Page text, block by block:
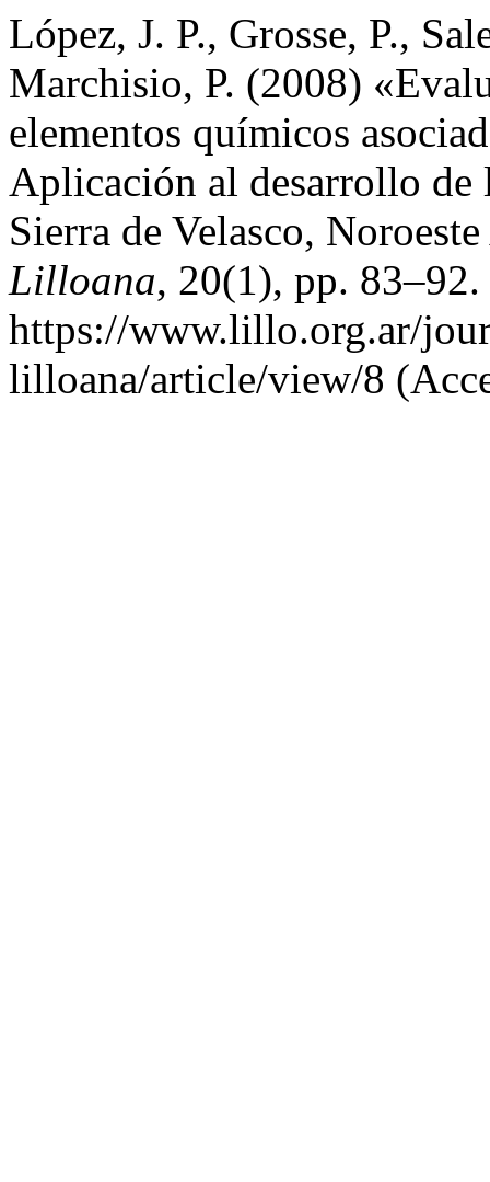
López, J. P., Grosse, P.,
Marchisio, P. (2008)
elementos químicos
Aplicación al desarrollo
Sierra de Velasco,
Lilloana, 20(1), pp.
https://www.lillo.org.ar/
lilloana/article/view/8